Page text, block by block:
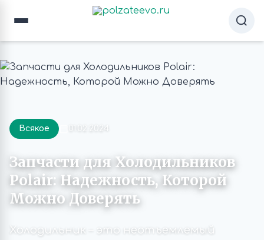
Всякое 01.02.2024
Запчасти для Холодильников
Polair: Надежность, Которой
Можно Доверять
Холодильник – это неотъемлемый